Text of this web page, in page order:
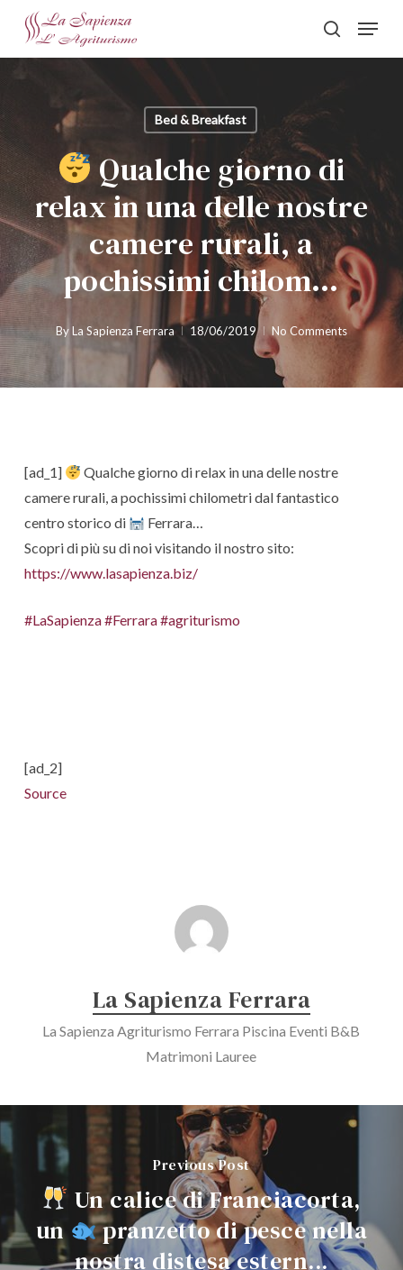
main
search
Menu
Bed & Breakfast
Qualche giorno di
relax in una delle nostre
camere rurali, a
pochissimi chilom…
ByLa Sapienza Ferrara 18/06/2019 No Comments
[ad_1]
Qualche giorno di relax in una delle nostre
camere rurali, a pochissimi chilometri dal fantastico
centro storico di
Ferrara…
Scopri di più su di noi visitando il nostro sito:
https://www.lasapienza.biz/
#LaSapienza#Ferrara#agriturismo
[ad_2]
Source
La Sapienza Ferrara
La Sapienza Agriturismo Ferrara Piscina Eventi B&B
Matrimoni Lauree
Previous Post
Un calice di Franciacorta,
un
pranzetto di pesce nella
nostra distesa estern...
Close